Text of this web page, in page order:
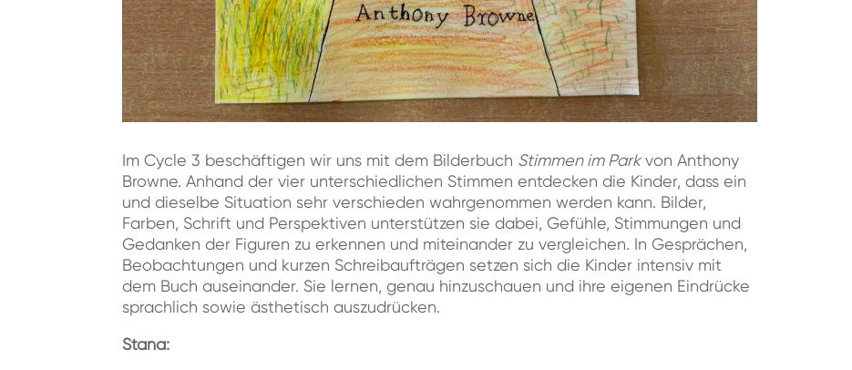
Im Cycle 3 beschäftigen wir uns mit dem Bilderbuch Stimmen im Parkvon Anthony
Browne. Anhand der vier unterschiedlichen Stimmen entdecken die Kinder, dass ein
und dieselbe Situation sehr verschieden wahrgenommen werden kann. Bilder,
Farben, Schrift und Perspektiven unterstützen sie dabei, Gefühle, Stimmungen und
Gedanken der Figuren zu erkennen und miteinander zu vergleichen. In Gesprächen,
Beobachtungen und kurzen Schreibaufträgen setzen sich die Kinder intensiv mit
dem Buch auseinander. Sie lernen, genau hinzuschauen und ihre eigenen Eindrücke
sprachlich sowie ästhetisch auszudrücken.
Stana: